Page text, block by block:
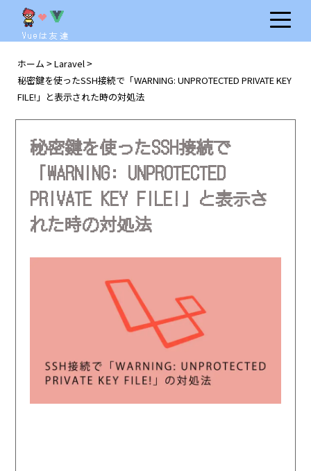
Vueは友達
ホーム > Laravel >
秘密鍵を使ったSSH接続で「WARNING: UNPROTECTED PRIVATE KEY
FILE!」と表示された時の対処法
秘密鍵を使ったSSH接続で
「WARNING: UNPROTECTED
PRIVATE KEY FILE!」と表示さ
れた時の対処法